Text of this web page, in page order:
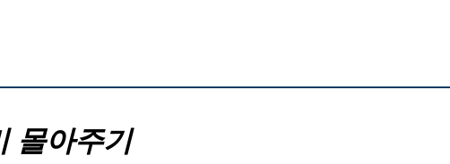
몰아주기